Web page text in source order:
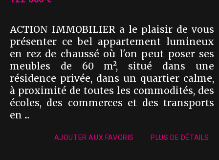
ACTION IMMOBILIER a le plaisir de vous
présenter ce bel appartement lumineux
en rez de chaussé où l'on peut poser ses
meubles de 60 m², situé dans une
résidence privée, dans un quartier calme,
à proximité de toutes les commodités, des
écoles, des commerces et des transports
en ...
AJOUTER AUX FAVORIS PLUS DE DÉTAILS